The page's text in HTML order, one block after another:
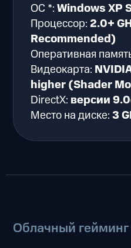
ОС *:Windows XP
Процессор: 2.0+
Recommended)
Оперативная
Видеокарта:
higher (Shader
DirectX: версии
Место на диске:3
Облачный